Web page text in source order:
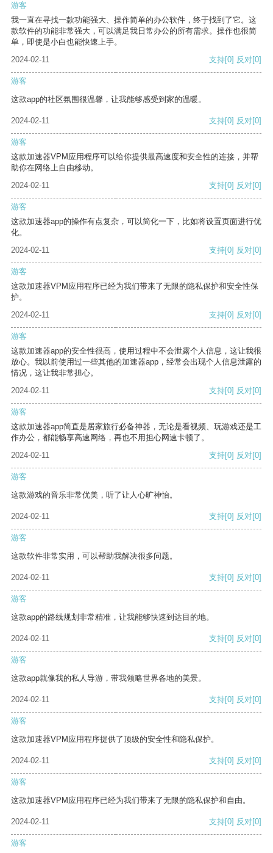
游客
我一直在寻找一款功能强大、操作简单的办公软件，终于找到了它。这
款软件的功能非常强大，可以满足我日常办公的所有需求。操作也很简
单，即使是小白也能快速上手。
2024-02-11
支持[0] 反对[0]
游客
这款app的社区氛围很温馨，让我能够感受到家的温暖。
2024-02-11 支持[0] 反对[0]
游客
这款加速器VPM应用程序可以给你提供最高速度和安全性的连接，并帮
助你在网络上自由移动。
2024-02-11
支持[0] 反对[0]
游客
这款加速器app的操作有点复杂，可以简化一下，比如将设置页面进行优
化。
2024-02-11
支持[0] 反对[0]
游客
这款加速器VPM应用程序已经为我们带来了无限的隐私保护和安全性保
护。
2024-02-11
支持[0] 反对[0]
游客
这款加速器app的安全性很高，使用过程中不会泄露个人信息，这让我很
放心。我以前使用过一些其他的加速器app，经常会出现个人信息泄露的
情况，这让我非常担心。
2024-02-11
支持[0] 反对[0]
游客
这款加速器app简直是居家旅行必备神器，无论是看视频、玩游戏还是工
作办公，都能畅享高速网络，再也不用担心网速卡顿了。
2024-02-11
支持[0] 反对[0]
游客
这款游戏的音乐非常优美，听了让人心旷神怡。
2024-02-11 支持[0] 反对[0]
游客
这款软件非常实用，可以帮助我解决很多问题。
2024-02-11 支持[0] 反对[0]
游客
这款app的路线规划非常精准，让我能够快速到达目的地。
2024-02-11 支持[0] 反对[0]
游客
这款app就像我的私人导游，带我领略世界各地的美景。
2024-02-11 支持[0] 反对[0]
游客
这款加速器VPM应用程序提供了顶级的安全性和隐私保护。
2024-02-11 支持[0] 反对[0]
游客
这款加速器VPM应用程序已经为我们带来了无限的隐私保护和自由。
2024-02-11 支持[0] 反对[0]
游客